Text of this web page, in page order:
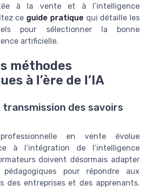
à la vente et à l’intelligence
ce guide pratique qui détaille les
pour sélectionner la bonne
artificielle.
méthodes
à l’ère de l’IA
transmission des savoirs
en vente évolue
à l’intégration de l’intelligence
doivent désormais adapter
pour répondre aux
des entreprises et des apprenants.